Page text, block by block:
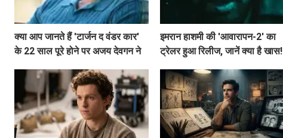
क्या आप जानते हैं 'टार्जन द वंडर कार'
के 22 साल पूरे होने पर अजय देवगन ने
इमरान हाशमी की 'आवारापन-2' का
ट्रेलर हुआ रिलीज, जानें क्या है खास!